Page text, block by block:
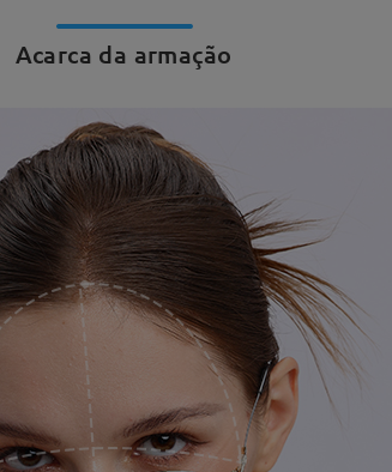
Acarca da armação